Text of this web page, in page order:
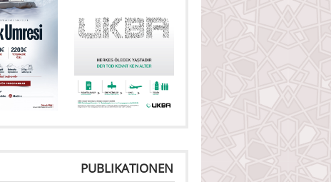
PUBLIKATIONEN